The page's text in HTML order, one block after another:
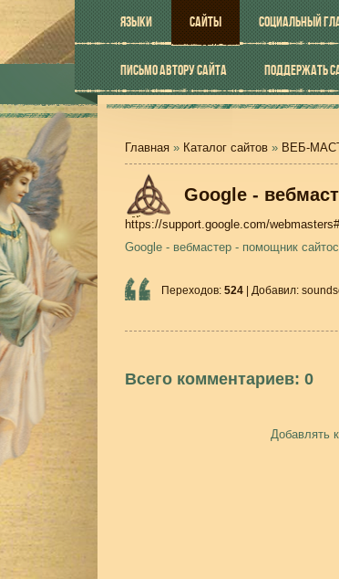
ЯЗЫКИ САЙТЫ СОЦИАЛЬНЫЙ
ПИСЬМО АВТОРУ САЙТА ПОДДЕРЖАТЬ
Главная » Каталог сайтов » ВЕБ-
Google -
https://support.google.com/
Google - вебмастер - помощник
Переходов: 524 Добавил:
Всего комментариев: 0
Добавлять